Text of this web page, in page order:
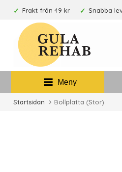
Frakt från 49 kr Snabba
Meny
Startsidan Bollplatta (Stor)